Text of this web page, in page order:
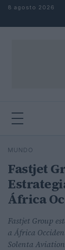
Saltar al contenido
8 agosto 2026
Buscar
MUNDO
Fastjet
África
Fastjet Group
a África
Solenta